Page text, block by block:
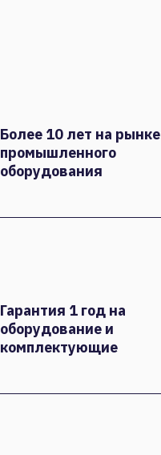
Более 10 лет на рынке
промышленного
оборудования
Гарантия 1 год на
оборудование и
комплектующие